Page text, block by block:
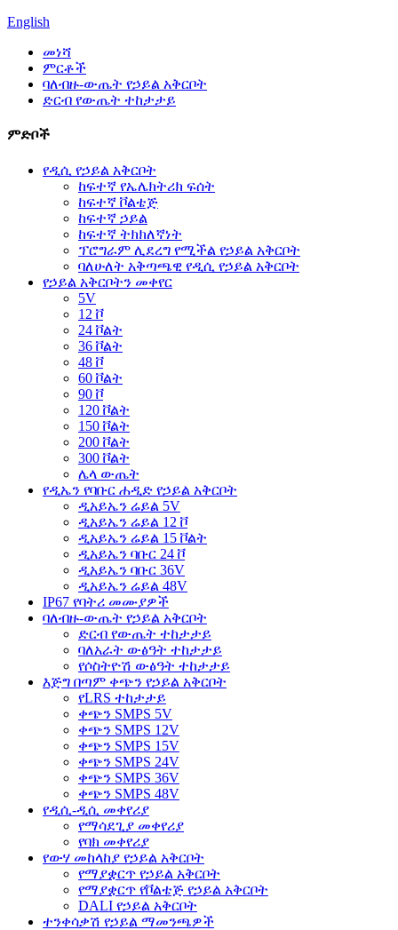
English
መነሻ
ምርቶች
ባለብዙ-ውጤት የኃይል አቅርቦት
ድርብ የውጤት ተከታታይ
ምድቦች
የዲሲ የኃይል አቅርቦት
ከፍተኛ የኤሌክትሪክ ፍሰት
ከፍተኛ ቮልቴጅ
ከፍተኛ ኃይል
ከፍተኛ ትክክለኛነት
ፕሮግራም ሊደረግ የሚችል የኃይል አቅርቦት
ባለሁለት አቅጣጫዊ የዲሲ የኃይል አቅርቦት
የኃይል አቅርቦትን መቀየር
5V
12 ቮ
24 ቮልት
36 ቮልት
48 ቮ
60 ቮልት
90 ቮ
120 ቮልት
150 ቮልት
200 ቮልት
300 ቮልት
ሌላ ውጤት
የዲኤን የባቡር ሐዲድ የኃይል አቅርቦት
ዲአይኤን ሬይል 5V
ዲአይኤን ሬይል 12 ቮ
ዲአይኤን ሬይል 15 ቮልት
ዲአይኤን ባቡር 24 ቮ
ዲአይኤን ባቡር 36V
ዲአይኤን ሬይል 48V
IP67 የባትሪ መሙያዎች
ባለብዙ-ውጤት የኃይል አቅርቦት
ድርብ የውጤት ተከታታይ
ባለአራት ውፅዓት ተከታታይ
የሶስትዮሽ ውፅዓት ተከታታይ
እጅግ በጣም ቀጭን የኃይል አቅርቦት
የLRS ተከታታይ
ቀጭን SMPS 5V
ቀጭን SMPS 12V
ቀጭን SMPS 15V
ቀጭን SMPS 24V
ቀጭን SMPS 36V
ቀጭን SMPS 48V
የዲሲ-ዲሲ መቀየሪያ
የማሳደጊያ መቀየሪያ
የባክ መቀየሪያ
የውሃ መከላከያ የኃይል አቅርቦት
የማያቋርጥ የኃይል አቅርቦት
የማያቋርጥ የቮልቴጅ የኃይል አቅርቦት
DALI የኃይል አቅርቦት
ተንቀሳቃሽ የኃይል ማመንጫዎች